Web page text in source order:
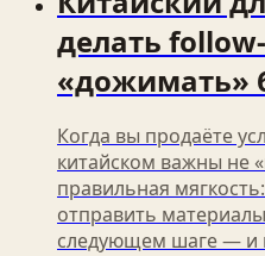
делать
«дожимать»
Когда вы продаёте
китайском важны не
правильная
отправить
следующем шаге — и